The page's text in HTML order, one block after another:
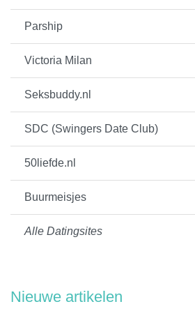
Parship
Victoria Milan
Seksbuddy.nl
SDC (Swingers Date Club)
50liefde.nl
Buurmeisjes
Alle Datingsites
Nieuwe artikelen